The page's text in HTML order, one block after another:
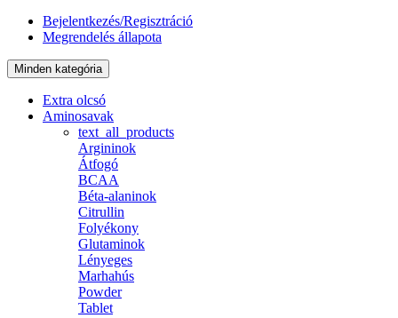
Bejelentkezés/Regisztráció
Megrendelés állapota
Minden kategória
Extra olcsó
Aminosavak
text_all_products
Argininok
Átfogó
BCAA
Béta-alaninok
Citrullin
Folyékony
Glutaminok
Lényeges
Marhahús
Powder
Tablet